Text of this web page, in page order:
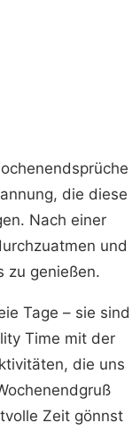
die diese
Nach einer
und
zu genießen.
Tage – sie sind
Time mit der
die uns
Zeit gönnst